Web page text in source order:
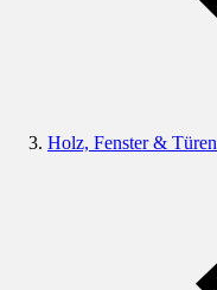
Holz, Fenster & Türen